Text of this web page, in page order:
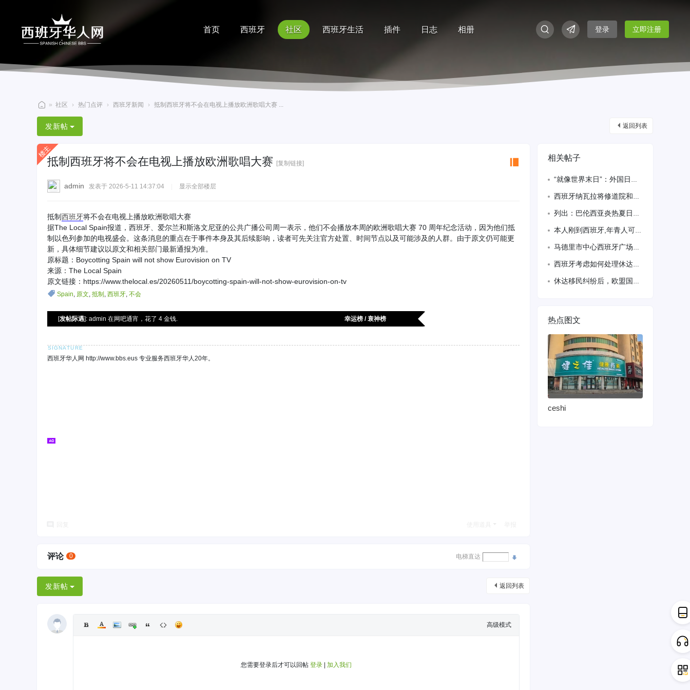
首页 西班牙 社区 西班牙生活 插件 日志 相册 登录 立即注册
西
班
牙
华
» 社区 › 热门点评 › 西班牙新闻 › 抵制西班牙将不会在电视上播放欧洲歌唱大赛 ...
返回列表
发新帖
抵制西班牙将不会在电视上播放欧洲歌唱大赛 [复制链接]
admin 发表于 2026-5-11 14:37:04 显示全部楼层
抵制西班牙将不会在电视上播放欧洲歌唱大赛
据The Local Spain报道，西班牙、爱尔兰和斯洛文尼亚的公共广播公司周一表示，他们不会播放本周的欧洲歌唱大赛 70 周年纪念活动，因为他们抵
制以色列参加的电视盛会。这条消息的重点在于事件本身及其后续影响，读者可先关注官方处置、时间节点以及可能涉及的人群。由于原文仍可能更
新，具体细节建议以原文和相关部门最新通报为准。
原标题：Boycotting Spain will not show Eurovision on TV
来源：The Local Spain
原文链接：https://www.thelocal.es/20260511/boycotting-spain-will-not-show-eurovision-on-tv
Spain, 原文, 抵制 , 西班牙, 不会
[发帖际遇]: admin 在网吧通宵，花了 4 金钱. 幸运榜 / 衰神榜
西班牙华人网 http://www.bbs.eus 专业服务西班牙华人20年。
评论 0 电梯直达
返回列表
发新帖
高级模式
您需要登录后才可以回帖 登录 加入我们
相关帖子
“就像世界末日”：外国日食追逐者涌向西班牙
西班牙纳瓦拉将修道院和军营改造成住房
列出：巴伦西亚炎热夏日的十项活动
本人刚到西班牙,年青人可以吃苦耐劳的，做什么工作都可。我会认真学，希望有缘老板请
马德里市中心西班牙广场附近地铁口50米带阳台夫妻房间和单人房间出租.有上下搭铺出
西班牙考虑如何处理休达大规模穿越后的儿童移民
休达移民纠纷后，欧盟国家和解
热点图文
ceshi